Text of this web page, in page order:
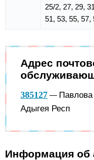
25/2, 27, 29,
51, 53, 55, 57,
Адрес
385127 —
Адыгея Респ
Информация об